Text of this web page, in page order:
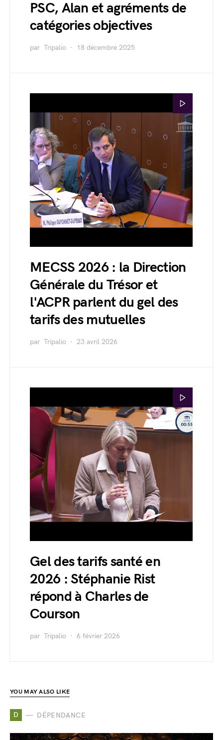
PSC, Alan et agréments de
catégories objectives
par Tripalio 18 décembre 2025
MECSS 2026 : la Direction
Générale du Trésor et
l'ACPR parlent du gel des
tarifs des mutuelles
par Tripalio 23 avril 2026
Gel des tarifs santé en
2026 : Stéphanie Rist
répond à Charles de
Courson
par Tripalio 6 février 2026
YOU MAY ALSO LIKE
D DÉPENDANCE